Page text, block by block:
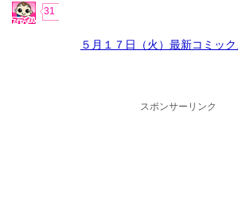
31
５月１７日（火）最新コミック
スポンサーリンク